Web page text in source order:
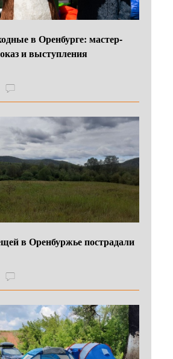
в Оренбурге: мастер-
и выступления
в Оренбуржье пострадали